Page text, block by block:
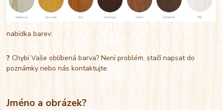
nabídka barev:
?Chybí Vaše oblíbená barva? Není problém, stačí napsat do
poznámky nebo nás kontaktujte.
Jméno a obrázek?